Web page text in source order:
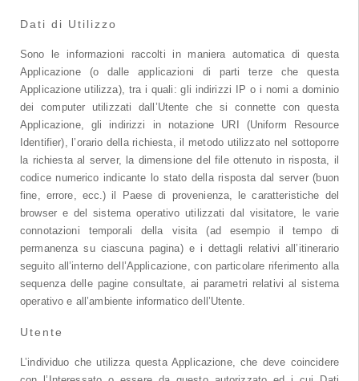
Dati di Utilizzo
Sono le informazioni raccolti in maniera automatica di questa
Applicazione (o dalle applicazioni di parti terze che questa
Applicazione utilizza), tra i quali: gli indirizzi IP o i nomi a dominio
dei computer utilizzati dall’Utente che si connette con questa
Applicazione, gli indirizzi in notazione URI (Uniform Resource
Identifier), l’orario della richiesta, il metodo utilizzato nel sottoporre
la richiesta al server, la dimensione del file ottenuto in risposta, il
codice numerico indicante lo stato della risposta dal server (buon
fine, errore, ecc.) il Paese di provenienza, le caratteristiche del
browser e del sistema operativo utilizzati dal visitatore, le varie
connotazioni temporali della visita (ad esempio il tempo di
permanenza su ciascuna pagina) e i dettagli relativi all’itinerario
seguito all’interno dell’Applicazione, con particolare riferimento alla
sequenza delle pagine consultate, ai parametri relativi al sistema
operativo e all’ambiente informatico dell’Utente.
Utente
L’individuo che utilizza questa Applicazione, che deve coincidere